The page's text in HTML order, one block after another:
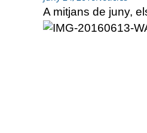
A mitjans de juny,